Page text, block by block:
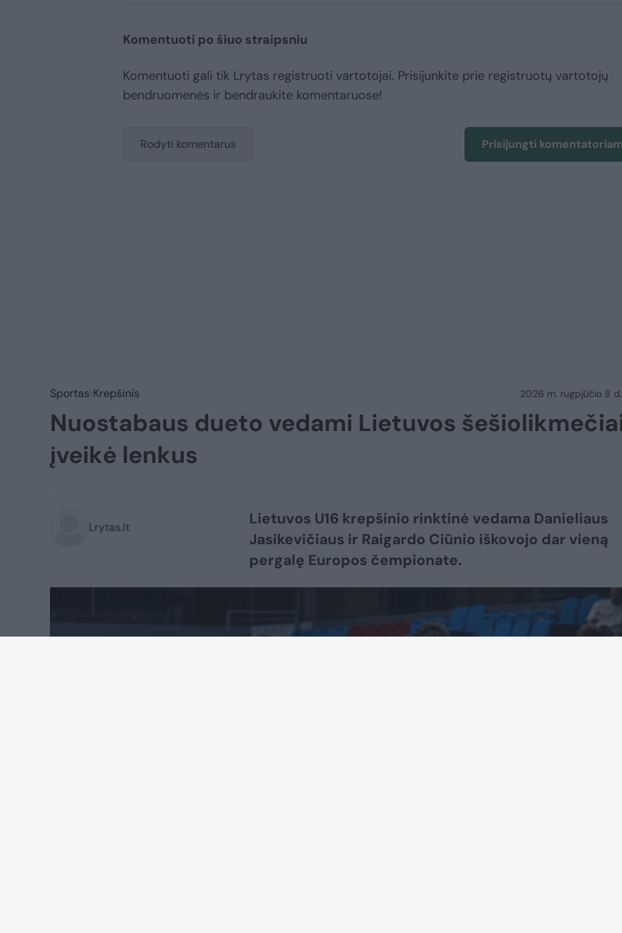
Komentuoti po šiuo straipsniu
Komentuoti gali tik Lrytas registruoti vartotojai. Prisijunkite prie registruotų vartotojų
bendruomenės ir bendraukite komentaruose!
Rodyti komentarus Prisijungti
Sportas Krepšinis 2026 m. rugpjūčio 8 d.
Nuostabaus dueto vedami Lietuvos
įveikė lenkus
Lrytas.lt
Lietuvos U16 krepšinio rinktinė vedama Danieliaus
Jasikevičiaus ir Raigardo Ciūnio iškovojo dar vieną
pergalę Europos čempionate.